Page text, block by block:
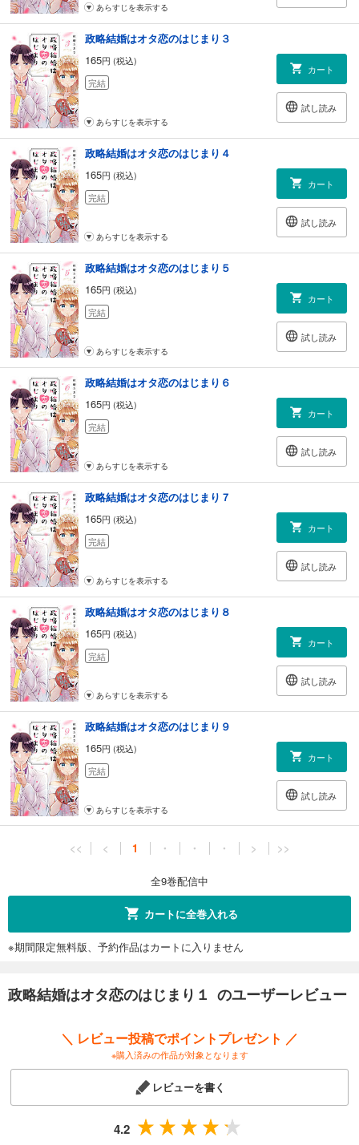
あらすじを表示する
政略結婚はオタ恋のはじまり３
165円 (税込)
完結
カート
試し読み
あらすじを表示する
政略結婚はオタ恋のはじまり４
165円 (税込)
完結
カート
試し読み
あらすじを表示する
政略結婚はオタ恋のはじまり５
165円 (税込)
完結
カート
試し読み
あらすじを表示する
政略結婚はオタ恋のはじまり６
165円 (税込)
完結
カート
試し読み
あらすじを表示する
政略結婚はオタ恋のはじまり７
165円 (税込)
完結
カート
試し読み
あらすじを表示する
政略結婚はオタ恋のはじまり８
165円 (税込)
完結
カート
試し読み
あらすじを表示する
政略結婚はオタ恋のはじまり９
165円 (税込)
完結
カート
試し読み
あらすじを表示する
<< < 1 ・ ・ ・ > >>
全9巻配信中
カートに全巻入れる
※期間限定無料版、予約作品はカートに入りません
政略結婚はオタ恋のはじまり１ のユーザーレビュー
＼ レビュー投稿でポイントプレゼント ／
※購入済みの作品が対象となります
レビューを書く
4.2